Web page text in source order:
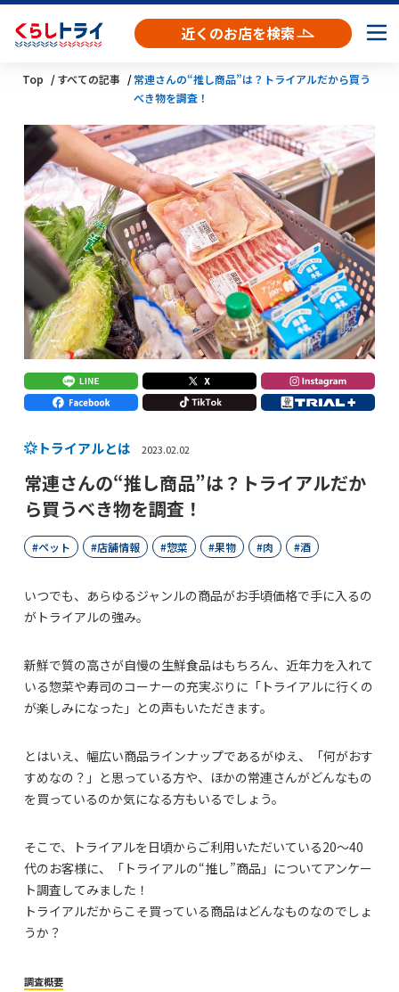
近くのお店を検索
Top すべての記事
常連さんの“推し商品”は？トライアルだから買う
べき物を調査！
トライアルとは 2023.02.02
常連さんの“推し商品”は？トライアルだか
ら買うべき物を調査！
ペット 店舗情報 惣菜 果物 肉 酒
いつでも、あらゆるジャンルの商品がお手頃価格で手に入るの
がトライアルの強み。
新鮮で質の高さが自慢の生鮮食品はもちろん、近年力を入れて
いる惣菜や寿司のコーナーの充実ぶりに「トライアルに行くの
が楽しみになった」との声もいただきます。
とはいえ、幅広い商品ラインナップであるがゆえ、「何がおす
すめなの？」と思っている方や、ほかの常連さんがどんなもの
を買っているのか気になる方もいるでしょう。
そこで、トライアルを日頃からご利用いただいている20～40
代のお客様に、「トライアルの“推し”商品」についてアンケー
ト調査してみました！
トライアルだからこそ買っている商品はどんなものなのでしょ
うか？
調査概要